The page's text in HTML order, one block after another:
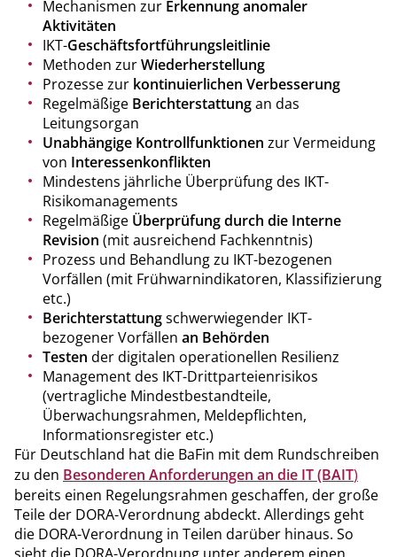
Mechanismen zur Erkennung anomaler
Aktivitäten
IKT-Geschäftsfortführungsleitlinie
Methoden zurWiederherstellung
Prozesse zur kontinuierlichen Verbesserung
Regelmäßige Berichterstattungan das
Leitungsorgan
Unabhängige Kontrollfunktionen zur Vermeidung
von Interessenkonflikten
Mindestens jährliche Überprüfung des IKT-
Risikomanagements
Regelmäßige Überprüfung durch die Interne
Revision (mit ausreichend Fachkenntnis)
Prozess und Behandlung zu IKT-bezogenen
Vorfällen (mit Frühwarnindikatoren, Klassifizierung
etc.)
Berichterstattungschwerwiegender IKT-
bezogener Vorfällen an Behörden
Testen der digitalen operationellen Resilienz
Management des IKT-Drittparteienrisikos
(vertragliche Mindestbestandteile,
Überwachungsrahmen, Meldepflichten,
Informationsregister etc.)
Für Deutschland hat die BaFin mit dem Rundschreiben
zu den Besonderen Anforderungen an die IT (BAIT)
bereits einen Regelungsrahmen geschaffen, der große
Teile der DORA-Verordnung abdeckt. Allerdings geht
die DORA-Verordnung in Teilen darüber hinaus. So